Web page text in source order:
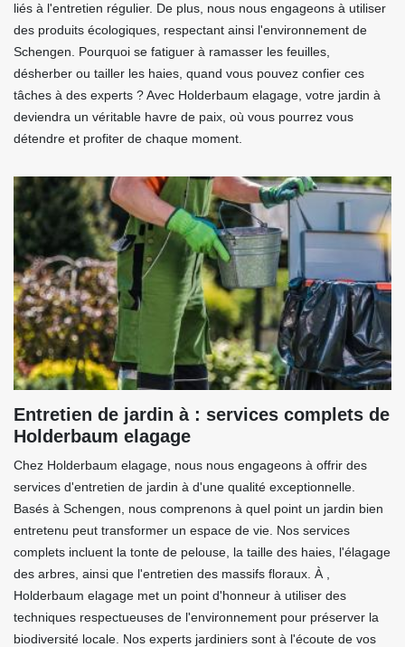
liés à l'entretien régulier. De plus, nous nous engageons à utiliser
des produits écologiques, respectant ainsi l'environnement de
Schengen. Pourquoi se fatiguer à ramasser les feuilles,
désherber ou tailler les haies, quand vous pouvez confier ces
tâches à des experts ? Avec Holderbaum elagage, votre jardin à
deviendra un véritable havre de paix, où vous pourrez vous
détendre et profiter de chaque moment.
Entretien de jardin à : services complets de
Holderbaum elagage
Chez Holderbaum elagage, nous nous engageons à offrir des
services d'entretien de jardin à d'une qualité exceptionnelle.
Basés à Schengen, nous comprenons à quel point un jardin bien
entretenu peut transformer un espace de vie. Nos services
complets incluent la tonte de pelouse, la taille des haies, l'élagage
des arbres, ainsi que l'entretien des massifs floraux. À ,
Holderbaum elagage met un point d'honneur à utiliser des
techniques respectueuses de l'environnement pour préserver la
biodiversité locale. Nos experts jardiniers sont à l'écoute de vos